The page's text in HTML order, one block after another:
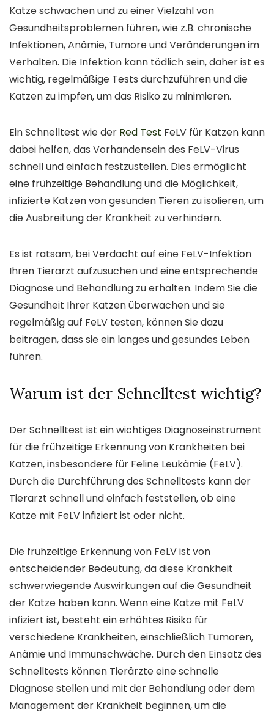
Katze schwächen und zu einer Vielzahl von
Gesundheitsproblemen führen, wie z.B. chronische
Infektionen, Anämie, Tumore und Veränderungen im
Verhalten. Die Infektion kann tödlich sein, daher ist es
wichtig, regelmäßige Tests durchzuführen und die
Katzen zu impfen, um das Risiko zu minimieren.
Ein Schnelltest wie der Red Test FeLV für Katzen kann
dabei helfen, das Vorhandensein des FeLV-Virus
schnell und einfach festzustellen. Dies ermöglicht
eine frühzeitige Behandlung und die Möglichkeit,
infizierte Katzen von gesunden Tieren zu isolieren, um
die Ausbreitung der Krankheit zu verhindern.
Es ist ratsam, bei Verdacht auf eine FeLV-Infektion
Ihren Tierarzt aufzusuchen und eine entsprechende
Diagnose und Behandlung zu erhalten. Indem Sie die
Gesundheit Ihrer Katzen überwachen und sie
regelmäßig auf FeLV testen, können Sie dazu
beitragen, dass sie ein langes und gesundes Leben
führen.
Warum ist der Schnelltest wichtig?
Der Schnelltest ist ein wichtiges Diagnoseinstrument
für die frühzeitige Erkennung von Krankheiten bei
Katzen, insbesondere für Feline Leukämie (FeLV).
Durch die Durchführung des Schnelltests kann der
Tierarzt schnell und einfach feststellen, ob eine
Katze mit FeLV infiziert ist oder nicht.
Die frühzeitige Erkennung von FeLV ist von
entscheidender Bedeutung, da diese Krankheit
schwerwiegende Auswirkungen auf die Gesundheit
der Katze haben kann. Wenn eine Katze mit FeLV
infiziert ist, besteht ein erhöhtes Risiko für
verschiedene Krankheiten, einschließlich Tumoren,
Anämie und Immunschwäche. Durch den Einsatz des
Schnelltests können Tierärzte eine schnelle
Diagnose stellen und mit der Behandlung oder dem
Management der Krankheit beginnen, um die